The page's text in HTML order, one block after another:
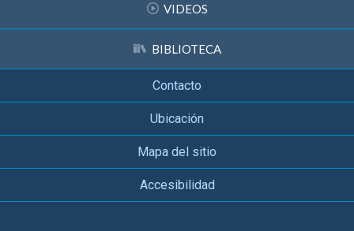
VIDEOS
BIBLIOTECA
Contacto
Ubicación
Mapa del sitio
Accesibilidad